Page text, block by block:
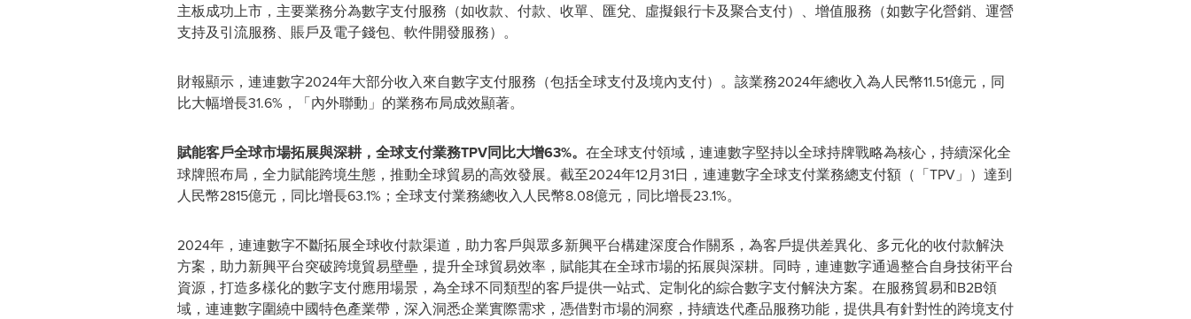
主板成功上市，主要業務分為數字支付服務（如收款、付款、收單、匯兌、虛擬銀行卡及聚合支付）、增值服務（如數字化營銷、運營
支持及引流服務、賬戶及電子錢包、軟件開發服務）。
財報顯示，連連數字2024年大部分收入來自數字支付服務（包括全球支付及境內支付）。該業務2024年總收入為人民幣11.51億元，同
比大幅增長31.6%，「內外聯動」的業務布局成效顯著。
賦能客戶全球市場拓展與深耕，全球支付業務TPV同比大增63%。 在全球支付領域，連連數字堅持以全球持牌戰略為核心，持續深化全
球牌照布局，全力賦能跨境生態，推動全球貿易的高效發展。截至2024年12月31日，連連數字全球支付業務總支付額（「TPV」）達到
人民幣2815億元，同比增長63.1%；全球支付業務總收入人民幣8.08億元，同比增長23.1%。
2024年，連連數字不斷拓展全球收付款渠道，助力客戶與眾多新興平台構建深度合作關系，為客戶提供差異化、多元化的收付款解決
方案，助力新興平台突破跨境貿易壁壘，提升全球貿易效率，賦能其在全球市場的拓展與深耕。同時，連連數字通過整合自身技術平台
資源，打造多樣化的數字支付應用場景，為全球不同類型的客戶提供一站式、定制化的綜合數字支付解決方案。在服務貿易和B2B領
域，連連數字圍繞中國特色產業帶，深入洞悉企業實際需求，憑借對市場的洞察，持續迭代產品服務功能，提供具有針對性的跨境支付